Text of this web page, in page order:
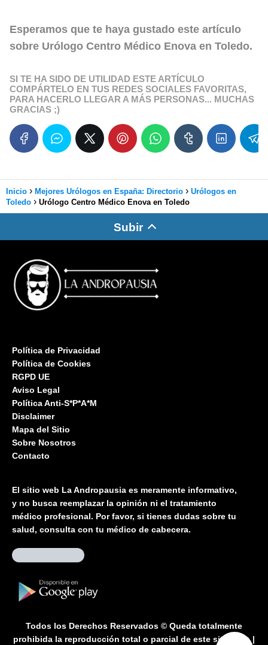
Esperamos que te haya gustado este artículo
sobre Urólogo Centro Médico Enova en Toledo.
SI TE HA SIDO DE UTILIDAD ESTE ARTÍCULO
COMPÁRTELO EN TUS REDES SOCIALES FAVORITAS,
PARA HACERLO LLEGAR A MÁS PERSONAS... MUCHAS
GRACIAS ;)
Inicio Mejores Urólogos en España: Directorio
Urólogos en
Toledo
Urólogo Centro Médico Enova en Toledo
Subir
Política de Privacidad
Política de Cookies
RGPD UE
Aviso Legal
Política Anti-S*P*A*M
Disclaimer
Mapa del Sitio
Sobre Nosotros
Contacto
El sitio web La Andropausia es meramente informativo,
y no busca reemplazar la opinión ni el tratamiento
médico profesional. Por favor, si tienes dudas sobre tu
salud, consulta con tu médico de cabecera.
Todos los Derechos Reservados © Queda totalmente
prohibida la reproducción total o parcial de este sitio web |